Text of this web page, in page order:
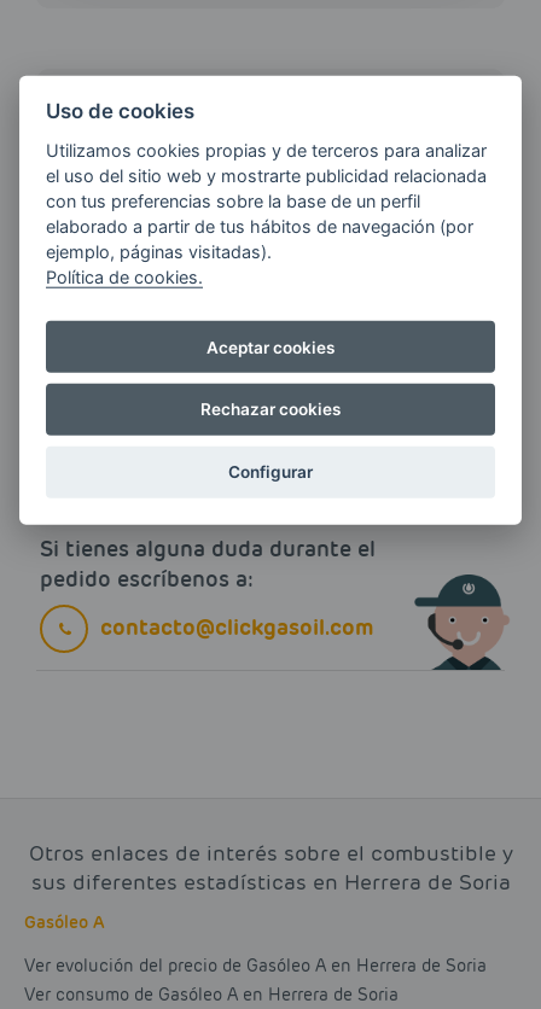
¿QUIERES ESTAR AL DÍA DE
LAS
ÚLTIMAS NOVEDADES?
E-MAIL
Quiero recibir las últimas novedades de AVIA
ENERGIAS por cualquier medio, incluido
Más información
Si tienes alguna duda durante el
pedido escríbenos a:
contacto@clickgasoil.com
Otros enlaces de interés sobre el combustible y
sus diferentes estadísticas en Herrera de Soria
Gasóleo A
Ver evolución del precio de Gasóleo A en Herrera de Soria
Ver consumo de Gasóleo A en Herrera de Soria
Uso de cookies
Utilizamos cookies propias y de terceros para analizar
el uso del sitio web y mostrarte publicidad relacionada
con tus preferencias sobre la base de un perfil
elaborado a partir de tus hábitos de navegación (por
ejemplo, páginas visitadas).
Política de cookies.
Aceptar cookies
Rechazar cookies
Configurar